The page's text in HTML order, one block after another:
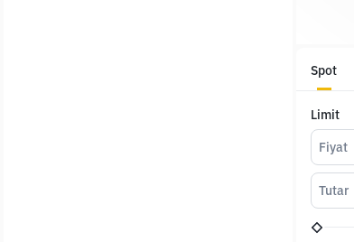
Spot
Limit
Fiyat
Tutar